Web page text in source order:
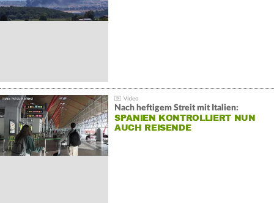
Nach heftigem Streit mit Italien:
SPANIEN KONTROLLIERT NUN
AUCH REISENDE